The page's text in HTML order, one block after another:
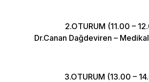
2.OTURUM (11.00 –
Dr.Canan Dağdeviren –
3.OTURUM (13.00 –